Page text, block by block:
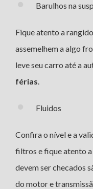
Barulhos na
Fique atento a
assemelhem a algo
leve seu carro até a
férias.
Fluidos
Confira o nível e a
filtros e fique atento
devem ser checados
do motor e